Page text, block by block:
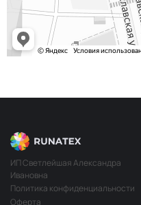
S248
Св.Бирюза
203/3
3Т.Бирюзовый
(Т.Бирюзовый)
2Т.Бирюзовый
ИП Светлейшая Александра
Ивановна
Политика конфиденциальности
Оферта